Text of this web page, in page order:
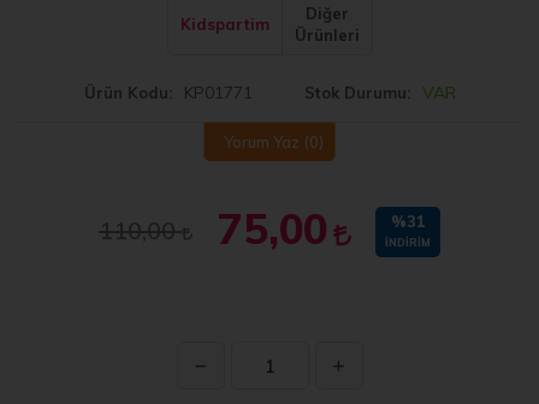
Kidspartim
Diğer
Ürünleri
Ürün Kodu KP01771 Stok Durumu VAR
Yorum Yaz (0)
110,00 75,00 %31
İNDIRIM